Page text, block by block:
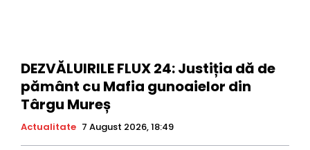
DEZVĂLUIRILE FLUX 24: Justiția dă de
pământ cu Mafia gunoaielor din
Târgu Mureș
Actualitate 7 August 2026, 18:49